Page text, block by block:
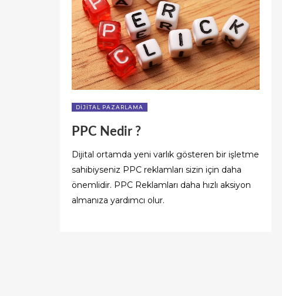
DIJITAL PAZARLAMA
PPC Nedir ?
Dijital ortamda yeni varlık gösteren bir işletme
sahibiyseniz PPC reklamları sizin için daha
önemlidir. PPC Reklamları daha hızlı aksiyon
almanıza yardımcı olur.